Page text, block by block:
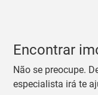
Encontrar
Não se preocupe.
especialista irá te